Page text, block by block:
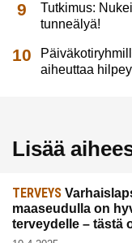
Tutkimus:
tunneälyä!
aiheuttaa
Lisää
TERVEYS
maaseudulla on
terveydelle – tästä